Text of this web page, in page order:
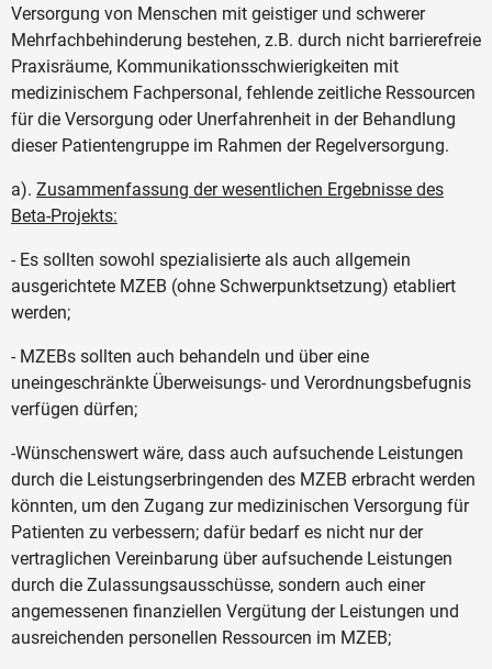
Versorgung von Menschen mit geistiger und schwerer
Mehrfachbehinderung bestehen, z.B. durch nicht barrierefreie
Praxisräume, Kommunikationsschwierigkeiten mit
medizinischem Fachpersonal, fehlende zeitliche Ressourcen
für die Versorgung oder Unerfahrenheit in der Behandlung
dieser Patientengruppe im Rahmen der Regelversorgung.
a). Zusammenfassung der wesentlichen Ergebnisse des
Beta-Projekts:
- Es sollten sowohl spezialisierte als auch allgemein
ausgerichtete MZEB (ohne Schwerpunktsetzung) etabliert
werden;
- MZEBs sollten auch behandeln und über eine
uneingeschränkte Überweisungs- und Verordnungsbefugnis
verfügen dürfen;
-Wünschenswert wäre, dass auch aufsuchende Leistungen
durch die Leistungserbringenden des MZEB erbracht werden
könnten, um den Zugang zur medizinischen Versorgung für
Patienten zu verbessern; dafür bedarf es nicht nur der
vertraglichen Vereinbarung über aufsuchende Leistungen
durch die Zulassungsausschüsse, sondern auch einer
angemessenen finanziellen Vergütung der Leistungen und
ausreichenden personellen Ressourcen im MZEB;